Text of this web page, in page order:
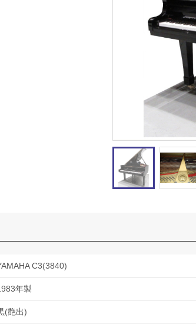
C3(3840)
年製
(艶出)